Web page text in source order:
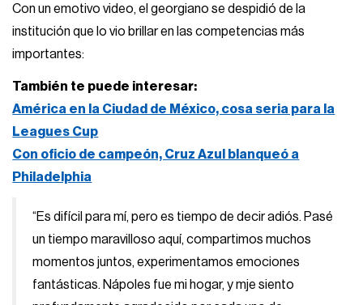
Con un emotivo video, el georgiano se despidió de la
institución que lo vio brillar en las competencias más
importantes:
También te puede interesar:
América en la Ciudad de México, cosa seria para la
Leagues Cup
Con oficio de campeón, Cruz Azul blanqueó a
Philadelphia
“Es difícil para mí, pero es tiempo de decir adiós. Pasé
un tiempo maravilloso aquí, compartimos muchos
momentos juntos, experimentamos emociones
fantásticas. Nápoles fue mi hogar, y mje siento